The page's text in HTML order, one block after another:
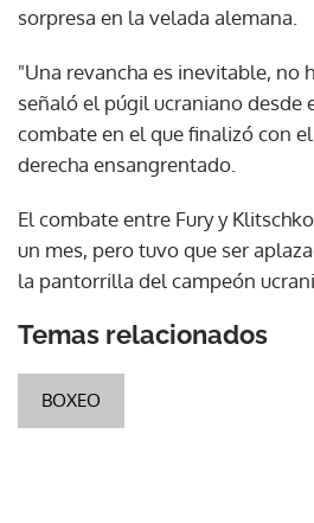
sorpresa en la velada alemana.
"Una revancha es inevitable, no
señaló el púgil ucraniano desde
combate en el que finalizó con
derecha ensangrentado.
El combate entre Fury y
un mes, pero tuvo que ser
la pantorrilla del campeón
Temas relacionados
BOXEO